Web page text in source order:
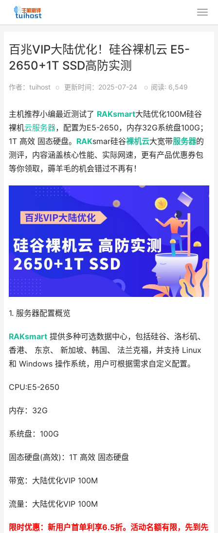
百兆VIP大陆优化！硅谷裸机云 E5-
2650+1T SSD高防实测
作者：tuihost o 更新时间：2025-07-24 o 阅读: 6,549
主机推荐小编最近测试了 RAKsmart大陆优化100M硅谷
裸机云服务器，配置为E5-2650，内存32G系统盘100G；
1T 高效 固态硬盘。 RAKsmar硅谷裸机云大宽带服务器的
测评，内容涵盖核心性能、实际网速，更有产品优惠券包
等你领取，薅羊毛的机会错过不再有！
1. 服务器配置概览
RAKsmart 提供多种可选数据中心，包括硅谷、洛杉矶、
香港、 东京、 新加坡、韩国、 法兰克福，并支持 Linux
和 Windows 操作系统，用户可根据需求自定义配置。
CPU:E5-2650
内存：32G
系统盘：100G
固态硬盘(高效)：1T 高效 固态硬盘
带宽：大陆优化VIP 100M
流量：大陆优化VIP 100M
限时优惠：新用户首单利享6.5折。活动名额有限，先到先